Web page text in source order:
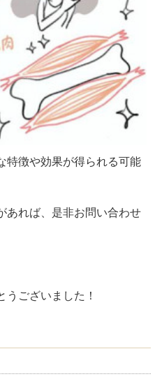
特徴や効果が得られる可能
あれば、是非お問い合わせ
うございました！